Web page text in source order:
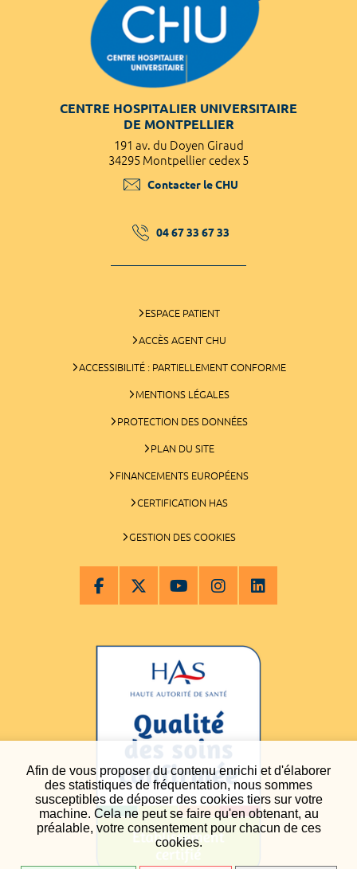
Afin de vous proposer du contenu enrichi et d'élaborer
des statistiques de fréquentation, nous sommes
susceptibles de déposer des cookies tiers sur votre
machine. Cela ne peut se faire qu'en obtenant, au
préalable, votre consentement pour chacun de ces
cookies.
CENTRE HOSPITALIER UNIVERSITAIRE
DE MONTPELLIER
191 av. du Doyen Giraud
34295 Montpellier cedex 5
Contacter le CHU
04 67 33 67 33
ESPACE PATIENT
ACCÈS AGENT CHU
ACCESSIBILITÉ : PARTIELLEMENT CONFORME
MENTIONS LÉGALES
PROTECTION DES DONNÉES
PLAN DU SITE
FINANCEMENTS EUROPÉENS
CERTIFICATION HAS
GESTION DES COOKIES